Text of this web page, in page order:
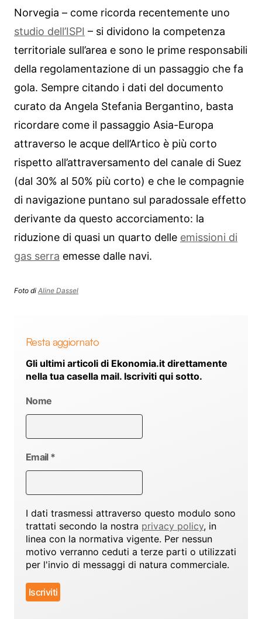
Norvegia – come ricorda recentemente uno
studio dell’ISPI – si dividono la competenza
territoriale sull’area e sono le prime responsabili
della regolamentazione di un passaggio che fa
gola. Sempre citando i dati del documento
curato da Angela Stefania Bergantino, basta
ricordare come il passaggio Asia-Europa
attraverso le acque dell’Artico è più corto
rispetto all’attraversamento del canale di Suez
(dal 30% al 50% più corto) e che le compagnie
di navigazione puntano sul paradossale effetto
derivante da questo accorciamento: la
riduzione di quasi un quarto delle emissioni di
gas serra emesse dalle navi.
Foto di Aline Dassel
Resta aggiornato
Gli ultimi articoli di Ekonomia.it direttamente
nella tua casella mail. Iscriviti qui sotto.
Nome
Email *
I dati trasmessi attraverso questo modulo sono
trattati secondo la nostra privacy policy, in
linea con la normativa vigente. Per nessun
motivo verranno ceduti a terze parti o utilizzati
per l'invio di messaggi di natura commerciale.